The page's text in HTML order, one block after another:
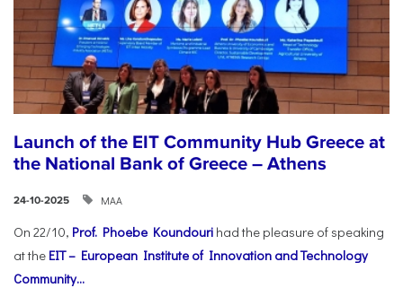
Launch of the EIT Community Hub Greece at
the National Bank of Greece – Athens
24-10-2025 ΜΑΑ
On 22/10, Prof. Phoebe Koundouri had the pleasure of speaking
at the EIT – European Institute of Innovation and Technology
Community...